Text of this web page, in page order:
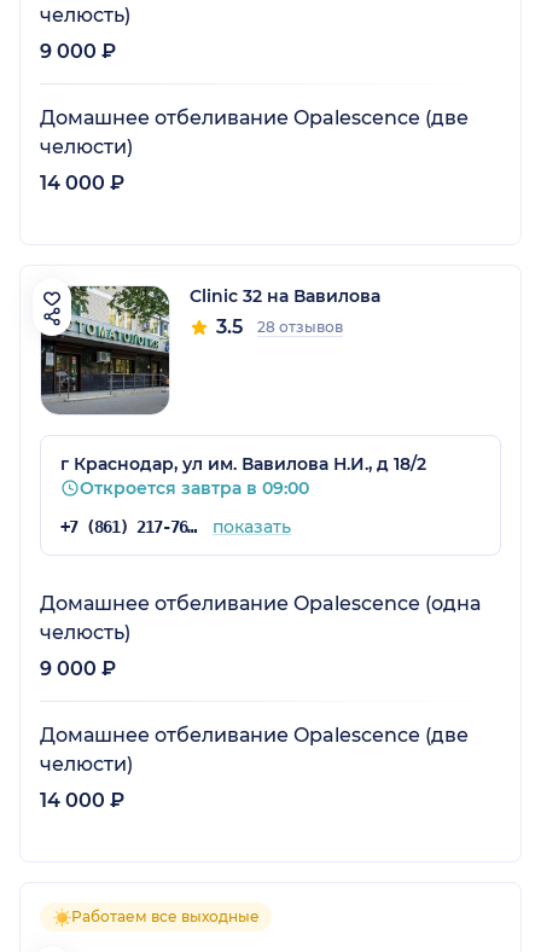
челюсть)
9 000 ₽
Домашнее отбеливание Opalescence (две
челюсти)
14 000 ₽
Clinic 32 на Вавилова
3.5 28 отзывов
г Краснодар, ул им. Вавилова Н.И., д 18/2
Откроется завтра в 09:00
+7 (861) 217-76-97 показать
Домашнее отбеливание Opalescence (одна
челюсть)
9 000 ₽
Домашнее отбеливание Opalescence (две
челюсти)
14 000 ₽
Работаем все выходные